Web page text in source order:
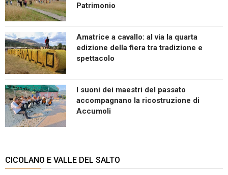
Patrimonio
Amatrice a cavallo: al via la quarta
edizione della fiera tra tradizione e
spettacolo
I suoni dei maestri del passato
accompagnano la ricostruzione di
Accumoli
CICOLANO E VALLE DEL SALTO